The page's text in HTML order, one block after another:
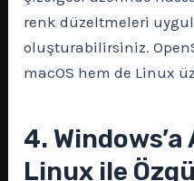
renk düzeltmeleri
oluşturabilirsiniz.
macOS hem de Linux
4.
Linux ile